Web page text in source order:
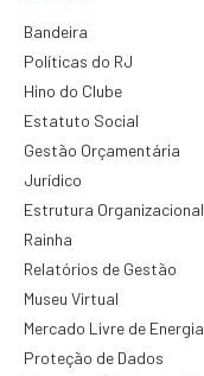
Bandeira
Políticas do RJ
Hino do Clube
Estatuto Social
Gestão Orçamentária
Jurídico
Estrutura Organizacional
Rainha
Relatórios de Gestão
Museu Virtual
Mercado Livre de Energia
Proteção de Dados